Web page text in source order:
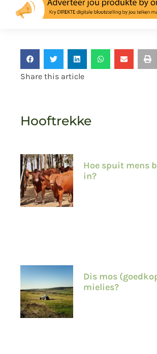
Share this article
Hooftrekke
Hoe spuit mens
in?
Dis mos
mielies?